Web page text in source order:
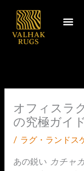
プ
オフィスラ
の究極ガイド
/ ラグ・ランドス
あの鋭い カチャ